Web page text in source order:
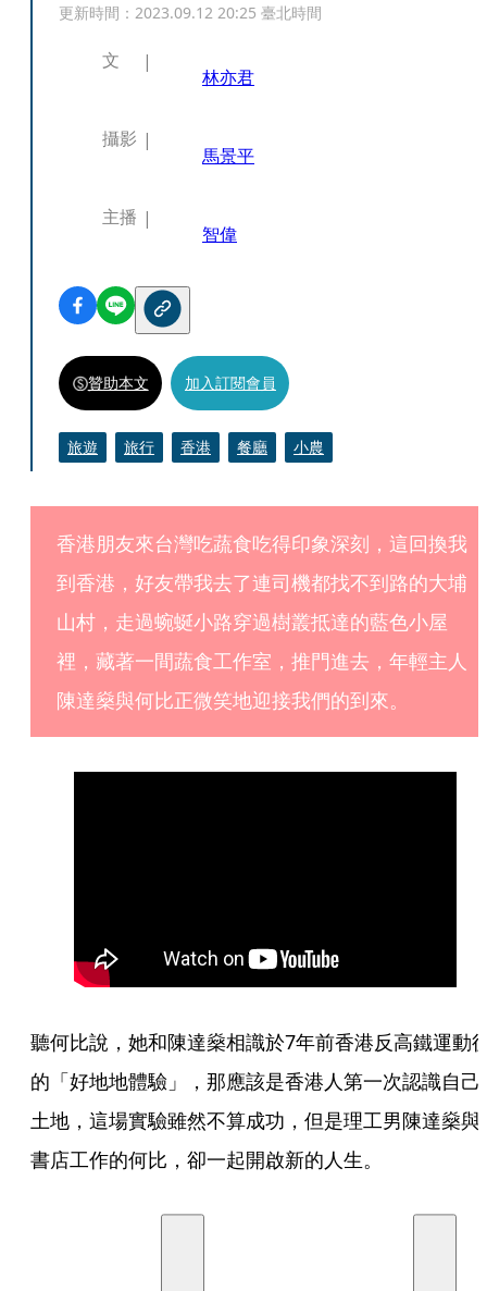
更新時間： 2023.09.12 20:25 臺北時間
文
林亦君
攝影
馬景平
主播
智偉
贊助本文 加入訂閱會員
旅遊 旅行 香港 餐廳 小農
香港朋友來台灣吃蔬食吃得印象深刻，這回換我
到香港，好友帶我去了連司機都找不到路的大埔
山村，走過蜿蜒小路穿過樹叢抵達的藍色小屋
裡，藏著一間蔬食工作室，推門進去，年輕主人
陳達燊與何比正微笑地迎接我們的到來。
聽何比說，她和陳達燊相識於7年前香港反高鐵運動
的「好地地體驗」，那應該是香港人第一次認識自己
土地，這場實驗雖然不算成功，但是理工男陳達燊與
書店工作的何比，卻一起開啟新的人生。